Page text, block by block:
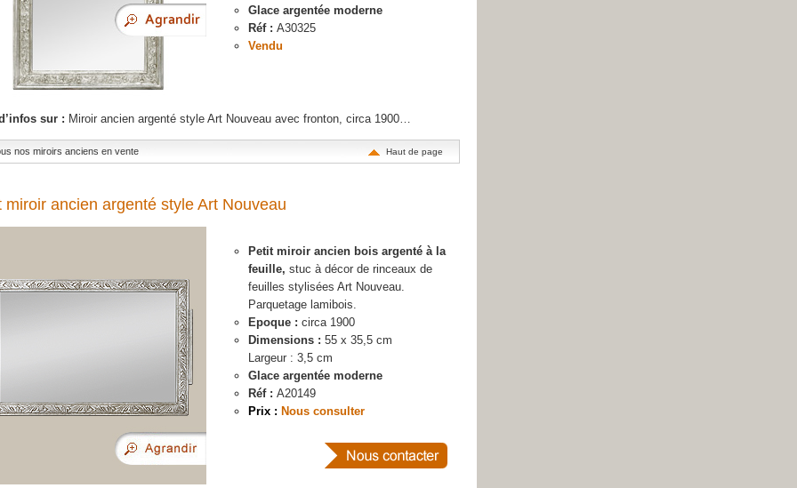
Glace argentée moderne
Réf : A30325
Vendu
sur : Miroir ancien argenté style Art Nouveau avec fronton, circa 1900…
nos miroirs anciens en vente Haut de page
miroir ancien argenté style Art Nouveau
Petit miroir ancien bois argenté à la
feuille, stuc à décor de rinceaux de
feuilles stylisées Art Nouveau.
Parquetage lamibois.
Epoque : circa 1900
Dimensions : 55 x 35,5 cm
Largeur : 3,5 cm
Glace argentée moderne
Réf : A20149
Prix : Nous consulter